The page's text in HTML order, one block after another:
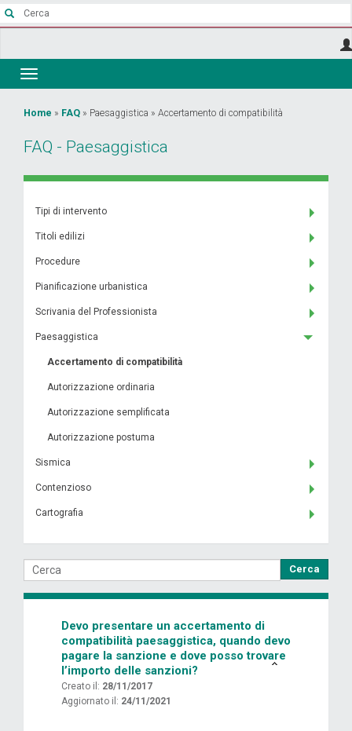
Salta
Toggle
navigation
Tu
sei
Home » FAQ » Paesaggistica » Accertamento di compatibilità
FAQ - Paesaggistica
Tipi di intervento
Titoli edilizi
Procedure
Pianificazione urbanistica
Scrivania del Professionista
Paesaggistica
Accertamento di compatibilità
Autorizzazione ordinaria
Autorizzazione semplificata
Autorizzazione postuma
Sismica
Contenzioso
Cartografia
Cerca
Devo presentare un accertamento di
compatibilità paesaggistica, quando devo
pagare la sanzione e dove posso trovare
l’importo delle sanzioni?
Creato il: 28/11/2017
Aggiornato il: 24/11/2021